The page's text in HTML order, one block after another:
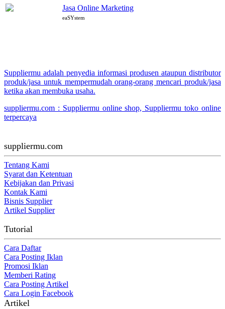
Jasa Online Marketing
eaSYstem
Suppliermu adalah penyedia informasi produsen ataupun distributor
produk/jasa untuk mempermudah orang-orang mencari produk/jasa
ketika akan membuka usaha.
suppliermu.com : Suppliermu online shop, Suppliermu toko online
terpercaya
suppliermu.com
Tentang Kami
Syarat dan Ketentuan
Kebijakan dan Privasi
Kontak Kami
Bisnis Supplier
Artikel Supplier
Tutorial
Cara Daftar
Cara Posting Iklan
Promosi Iklan
Memberi Rating
Cara Posting Artikel
Cara Login Facebook
Artikel